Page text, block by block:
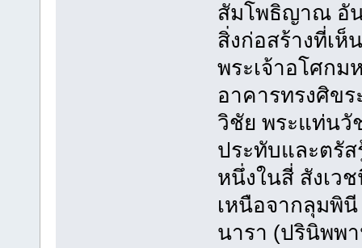
สัมโพธิญาณ อั
สิ่งก่อสร้างที่เ
พระเจ้าอโศก
อาคารทรงศิข
วิชัย พระแท่นวั
ประทับและตรั
หนึ่งในสี่ สังเว
เหนือจากลุมพิ
นารา (ปรินิพพ